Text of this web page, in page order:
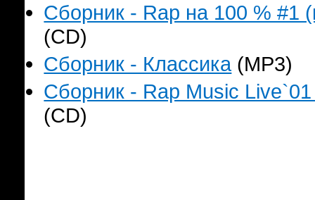
Сборник - Rap на 100 % #1
(CD)
Сборник - Классика(MP3)
Сборник - Rap Music
(CD)